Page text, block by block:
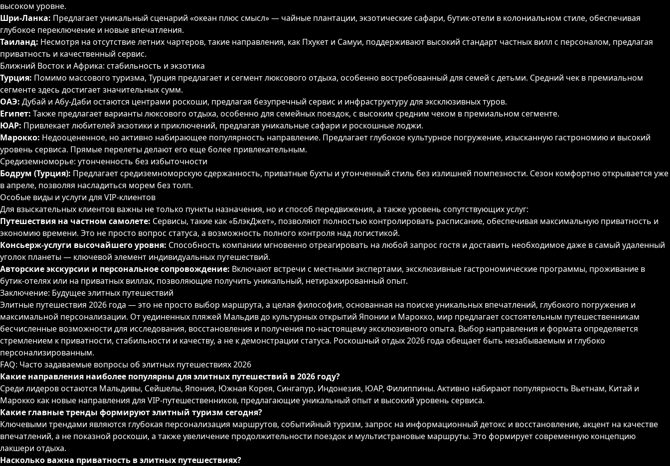
высоком уровне.
Шри-Ланка: Предлагает уникальный сценарий «океан плюс смысл» — чайные плантации, экзотические сафари, бутик-отели в колониальном стиле, обеспечивая
глубокое переключение и новые впечатления.
Таиланд: Несмотря на отсутствие летних чартеров, такие направления, как Пхукет и Самуи, поддерживают высокий стандарт частных вилл с персоналом, предлагая
приватность и качественный сервис.
Ближний Восток и Африка: стабильность и экзотика
Турция: Помимо массового туризма, Турция предлагает и сегмент люксового отдыха, особенно востребованный для семей с детьми. Средний чек в премиальном
сегменте здесь достигает значительных сумм.
ОАЭ: Дубай и Абу-Даби остаются центрами роскоши, предлагая безупречный сервис и инфраструктуру для эксклюзивных туров.
Египет: Также предлагает варианты люксового отдыха, особенно для семейных поездок, с высоким средним чеком в премиальном сегменте.
ЮАР: Привлекает любителей экзотики и приключений, предлагая уникальные сафари и роскошные лоджи.
Марокко: Недооцененное, но активно набирающее популярность направление. Предлагает глубокое культурное погружение, изысканную гастрономию и высокий
уровень сервиса. Прямые перелеты делают его еще более привлекательным.
Средиземноморье: утонченность без избыточности
Бодрум (Турция): Предлагает средиземноморскую сдержанность, приватные бухты и утонченный стиль без излишней помпезности. Сезон комфортно открывается уже
в апреле, позволяя насладиться морем без толп.
Особые виды и услуги для VIP-клиентов
Для взыскательных клиентов важны не только пункты назначения, но и способ передвижения, а также уровень сопутствующих услуг:
Путешествия на частном самолете: Сервисы, такие как «БлэкДжет», позволяют полностью контролировать расписание, обеспечивая максимальную приватность и
экономию времени. Это не просто вопрос статуса, а возможность полного контроля над логистикой.
Консьерж-услуги высочайшего уровня: Способность компании мгновенно отреагировать на любой запрос гостя и доставить необходимое даже в самый удаленный
уголок планеты — ключевой элемент индивидуальных путешествий.
Авторские экскурсии и персональное сопровождение: Включают встречи с местными экспертами, эксклюзивные гастрономические программы, проживание в
бутик-отелях или на приватных виллах, позволяющие получить уникальный, нетиражированный опыт.
Заключение: Будущее элитных путешествий
Элитные путешествия 2026 года — это не просто выбор маршрута, а целая философия, основанная на поиске уникальных впечатлений, глубокого погружения и
максимальной персонализации. От уединенных пляжей Мальдив до культурных открытий Японии и Марокко, мир предлагает состоятельным путешественникам
бесчисленные возможности для исследования, восстановления и получения по-настоящему эксклюзивного опыта. Выбор направления и формата определяется
стремлением к приватности, стабильности и качеству, а не к демонстрации статуса. Роскошный отдых 2026 года обещает быть незабываемым и глубоко
персонализированным.
FAQ: Часто задаваемые вопросы об элитных путешествиях 2026
Какие направления наиболее популярны для элитных путешествий в 2026 году?
Среди лидеров остаются Мальдивы, Сейшелы, Япония, Южная Корея, Сингапур, Индонезия, ЮАР, Филиппины. Активно набирают популярность Вьетнам, Китай и
Марокко как новые направления для VIP-путешественников, предлагающие уникальный опыт и высокий уровень сервиса.
Какие главные тренды формируют элитный туризм сегодня?
Ключевыми трендами являются глубокая персонализация маршрутов, событийный туризм, запрос на информационный детокс и восстановление, акцент на качестве
впечатлений, а не показной роскоши, а также увеличение продолжительности поездок и мультистрановые маршруты. Это формирует современную концепцию
лакшери отдыха.
Насколько важна приватность в элитных путешествиях?